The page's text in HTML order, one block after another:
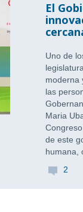
El
Uno de
moderna
las
Maria
de este
humana,
2